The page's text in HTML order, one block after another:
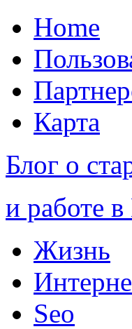
Home
Карта
Блог о
и работе
Жизнь
Seo